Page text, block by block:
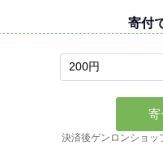
寄付
決済後ゲンロンショッ